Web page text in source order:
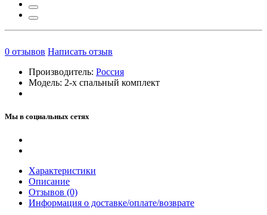
0 отзывов Написать отзыв
Производитель: Россия
Модель: 2-х спальный комплект
Мы в социальных сетях
Характеристики
Описание
Отзывов (0)
Информация о доставке/оплате/возврате